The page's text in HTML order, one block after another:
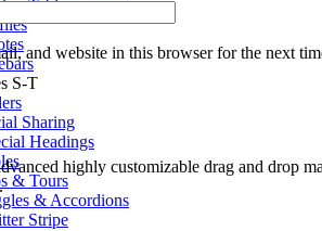
Tables
S-T
Sharing
Headings
& Tours
& Accordions
Stripe
and website in this browser for the next
highly customizable drag and drop